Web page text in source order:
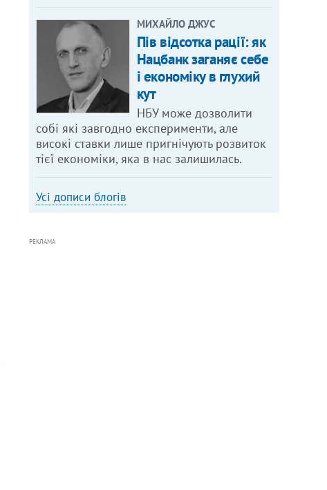
МИХАЙЛО ДЖУС
Пів відсотка рації: як
Нацбанк заганяє себе
і економіку в глухий
кут
НБУ може дозволити
собі які завгодно експерименти, але
високі ставки лише пригнічують розвиток
тієї економіки, яка в нас залишилась.
Усі дописи блогів
РЕКЛАМА